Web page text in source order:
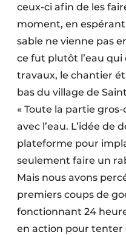
ceux-ci afin de les
moment, en
sable ne vienne pas
ce fut plutôt l’eau qui
travaux, le chantier
bas du village de
« Toute la partie
avec l’eau. L’idée de
plateforme pour
seulement faire un
Mais nous avons
premiers coups de
fonctionnant 24
en action pour tenter